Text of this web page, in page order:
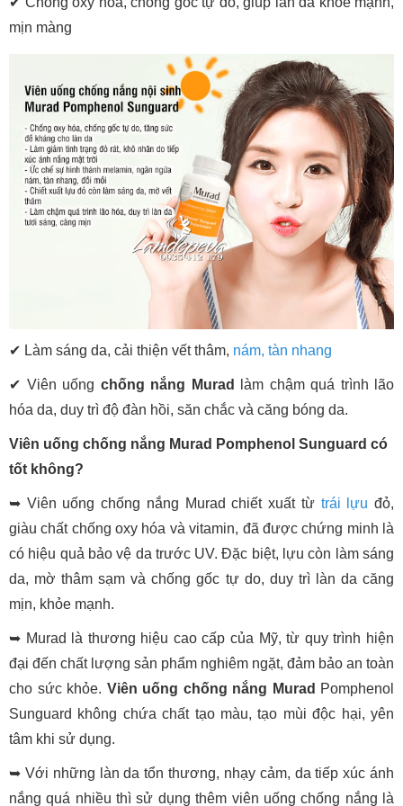
mịn màng
✔ Làm sáng da, cải thiện vết thâm, nám, tàn nhang
✔ Viên uống chống nắng Murad
làm chậm quá trình lão
hóa da, duy trì độ đàn hồi, săn chắc và căng bóng da.
Viên uống chống nắng Murad Pomphenol Sunguard có
tốt không?
➥ Viên uống chống nắng Murad chiết xuất từ trái lựu đỏ,
giàu chất chống oxy hóa và vitamin, đã được chứng minh là
có hiệu quả bảo vệ da trước UV. Đặc biệt, lựu còn làm sáng
da, mờ thâm sạm và chống gốc tự do, duy trì làn da căng
mịn, khỏe mạnh.
➥ Murad là thương hiệu cao cấp của Mỹ, từ quy trình hiện
đại đến chất lượng sản phẩm nghiêm ngặt, đảm bảo an toàn
cho sức khỏe. Viên uống chống nắng Murad Pomphenol
Sunguard không chứa chất tạo màu, tạo mùi độc hại, yên
tâm khi sử dụng.
➥ Với những làn da tổn thương, nhạy cảm, da tiếp xúc ánh
nắng quá nhiều thì sử dụng thêm viên uống chống nắng là